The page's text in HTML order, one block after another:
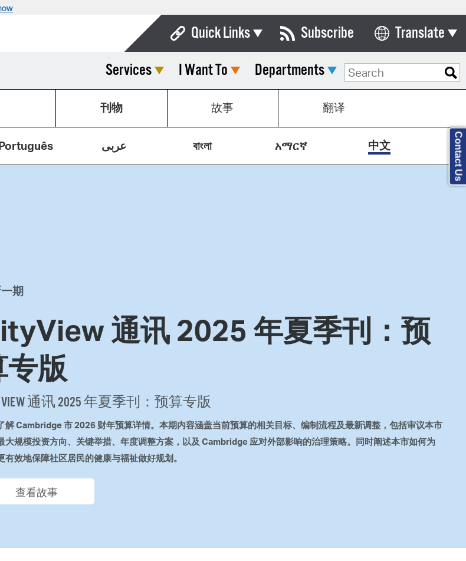
Quick Links
Boards & Commissions
Calendar
Contact City Council
Department List
SeeClickFix
View News
Subscribe Translate
Select Language
Services I Want To Departments
刊物 故事 翻译
عربى বাংলা አማርኛ 中文
期
通讯 2025 年夏季刊：预
专版
通讯 2025 年夏季刊：预算专版
解 Cambridge 市 2026 财年预算详情。本期内容涵盖当前预算的相关目标、编制流程及最新调整，包括审议本市
大规模投资方向、关键举措、年度调整方案，以及 Cambridge 应对外部影响的治理策略。同时阐述本市如何为
有效地保障社区居民的健康与福祉做好规划。
查看故事
Contact Us